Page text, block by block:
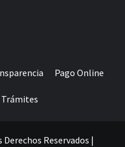
Pago Online
Trámites
Reservados |